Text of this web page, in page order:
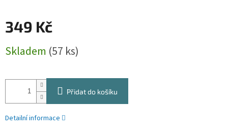
349 Kč
cena:
Skladem (57 ks)
Přidat do košíku
Detailní informace